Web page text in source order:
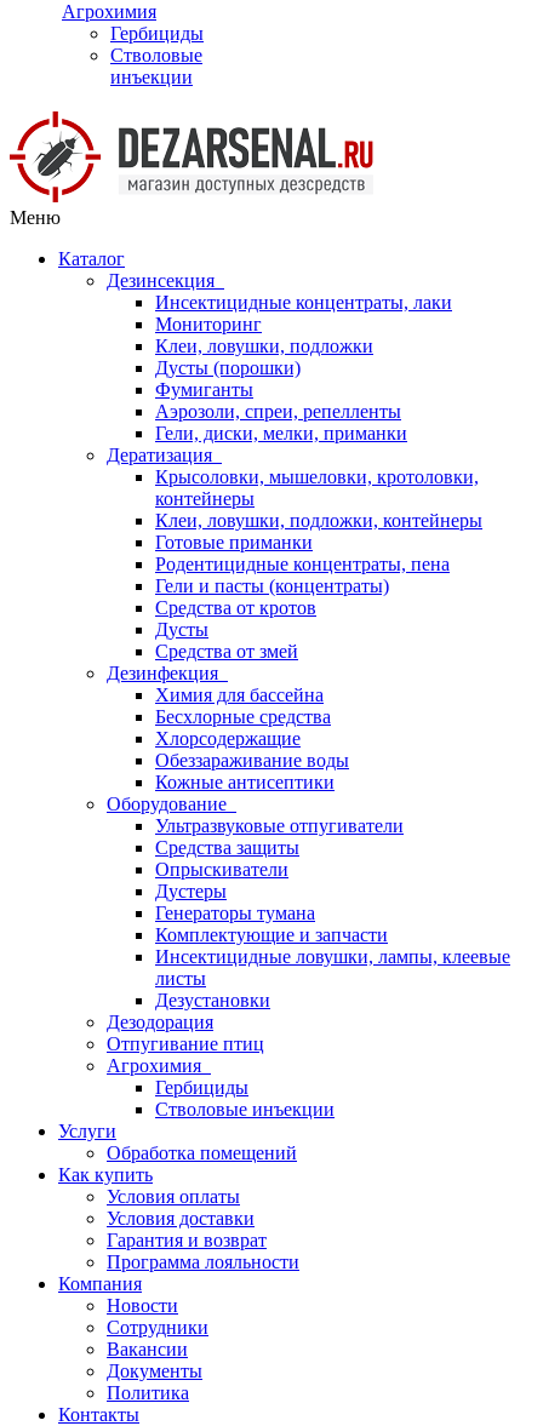
Агрохимия
Гербициды
Стволовые
инъекции
Меню
Каталог
Дезинсекция
Инсектицидные концентраты, лаки
Мониторинг
Клеи, ловушки, подложки
Дусты (порошки)
Фумиганты
Аэрозоли, спреи, репелленты
Гели, диски, мелки, приманки
Дератизация
Крысоловки, мышеловки, кротоловки,
контейнеры
Клеи, ловушки, подложки, контейнеры
Готовые приманки
Родентицидные концентраты, пена
Гели и пасты (концентраты)
Средства от кротов
Дусты
Средства от змей
Дезинфекция
Химия для бассейна
Бесхлорные средства
Хлорсодержащие
Обеззараживание воды
Кожные антисептики
Оборудование
Ультразвуковые отпугиватели
Средства защиты
Опрыскиватели
Дустеры
Генераторы тумана
Комплектующие и запчасти
Инсектицидные ловушки, лампы, клеевые
листы
Дезустановки
Дезодорация
Отпугивание птиц
Агрохимия
Гербициды
Стволовые инъекции
Услуги
Обработка помещений
Как купить
Условия оплаты
Условия доставки
Гарантия и возврат
Программа лояльности
Компания
Новости
Сотрудники
Вакансии
Документы
Политика
Контакты